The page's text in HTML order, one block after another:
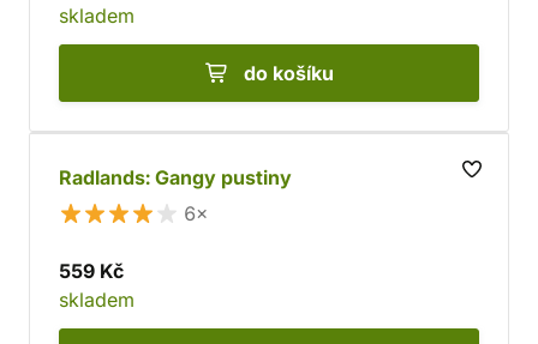
skladem
do košíku
Radlands: Gangy pustiny
6×
559 Kč
skladem